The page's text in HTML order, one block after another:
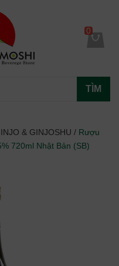
TÌM
0
& GINJOSHU / Rượu
720ml Nhật Bản (SB)